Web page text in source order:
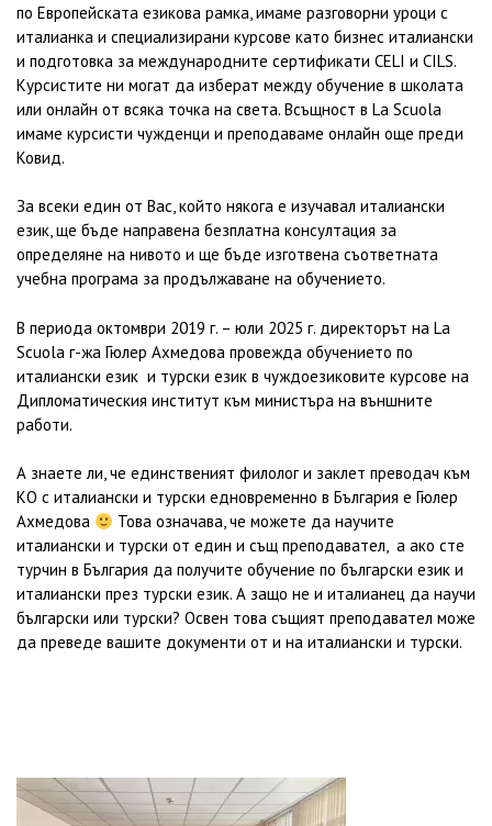
по Европейската езикова рамка, имаме разговорни уроци с
италианка и специализирани курсове като бизнес италиански
и подготовка за международните сертификати CELI и CILS.
Курсистите ни могат да изберат между обучение в школата
или онлайн от всяка точка на света. Всъщност в La Scuola
имаме курсисти чужденци и преподаваме онлайн още преди
Ковид.
За всеки един от Вас, който някога е изучавал италиански
език, ще бъде направена безплатна консултация за
определяне на нивото и ще бъде изготвена съответната
учебна програма за продължаване на обучението.
В периода октомври 2019 г. – юли 2025 г. директорът на La
Scuola г-жа Гюлер Ахмедова провежда обучението по
италиански език и турски език в чуждоезиковите курсове на
Дипломатическия институт към министъра на външните
работи.
А знаете ли, че единственият филолог и заклет преводач към
КО с италиански и турски едновременно в България е Гюлер
Ахмедова
Това означава, че можете да научите
италиански и турски от един и същ преподавател, а ако сте
турчин в България да получите обучение по български език и
италиански през турски език. А защо не и италианец да научи
български или турски? Oсвен това същият преподавател може
да преведе вашите документи от и на италиански и турски.